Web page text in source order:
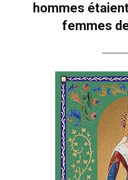
hommes
femmes